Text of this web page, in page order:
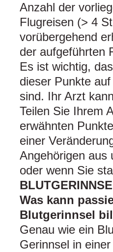
Anzahl der
Flugreisen (> 4
vorübergehend
der aufgeführten
Es ist wichtig,
dieser Punkte
sind. Ihr Arzt
Teilen Sie Ihrem
erwähnten
einer
Angehörigen aus
oder wenn Sie
Was kann
Blutgerinnsel
Genau wie ein
Gerinnsel in